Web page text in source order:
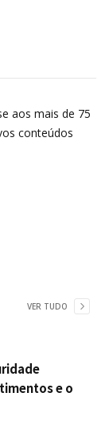
aos mais de 75
conteúdos
VER TUDO
e o